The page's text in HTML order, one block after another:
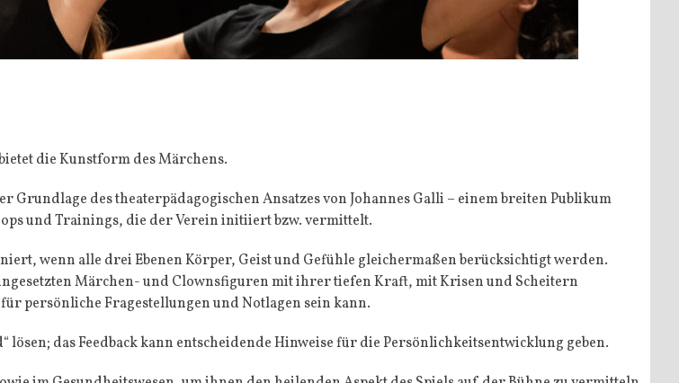
die Kunstform des Märchens.
des theaterpädagogischen Ansatzes von Johannes Galli – einem breiten Publikum
und Trainings, die der Verein initiiert bzw. vermittelt.
wenn alle drei Ebenen Körper, Geist und Gefühle gleicher­maßen berücksichtigt werden.
Märchen- und Clownsfiguren mit ihrer tiefen Kraft, mit Krisen und Scheitern
persönliche Fragestellungen und Notlagen sein kann.
das Feedback kann entscheidende Hinweise für die Persönlichkeitsentwicklung geben.